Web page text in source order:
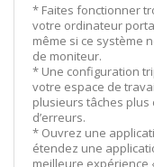
* Faites fonctionner
votre ordinateur
même si ce système
de moniteur.
* Une configuration
votre espace de
plusieurs tâches
d’erreurs.
* Ouvrez une
étendez une
meilleure expérience